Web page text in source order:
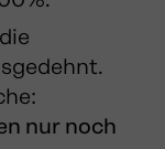
nur noch